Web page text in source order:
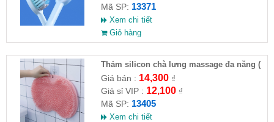
Mã SP: 13371
Xem chi tiết
Giỏ hàng
Thảm silicon chà lưng massage đa năng (
F ull VAT)
Giá bán : 14,300₫
Giá sỉ VIP : 12,100₫
Mã SP: 13405
Xem chi tiết